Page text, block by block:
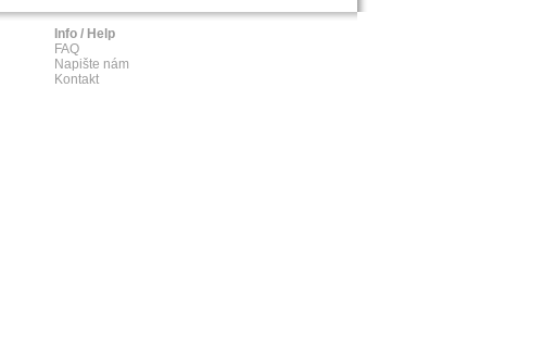
Info / Help
FAQ
Napište nám
Kontakt